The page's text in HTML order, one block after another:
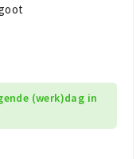
(werk)dag in